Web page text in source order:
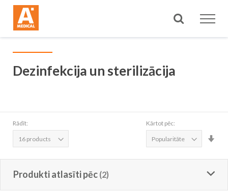
Meklēt
Dezinfekcija un sterilizācija
Rādīt: Kārtot pēc:
Produkti atlasīti pēc